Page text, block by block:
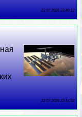
23 07 2026 23:40:12
22 07 2026 22:14:52